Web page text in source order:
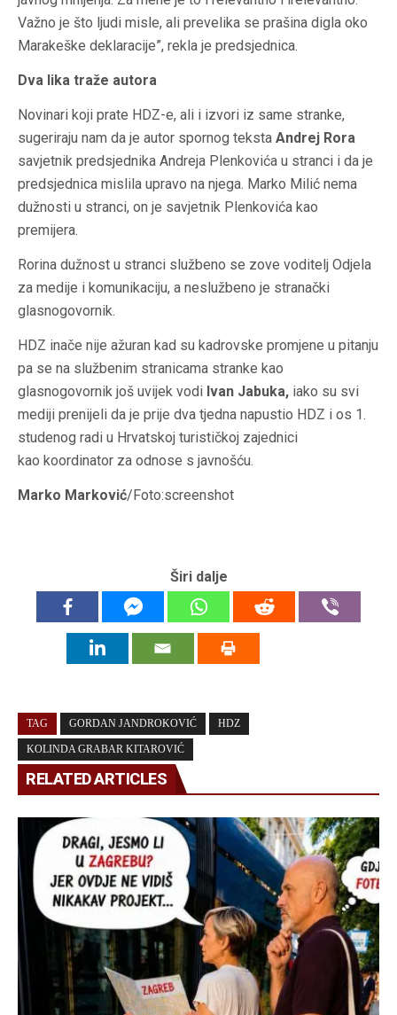
Važno je što ljudi misle, ali prevelika se prašina digla oko
Marakeške deklaracije”, rekla je predsjednica.
Dva lika traže autora
Novinari koji prate HDZ-e, ali i izvori iz same stranke,
sugeriraju nam da je autor spornog teksta Andrej Rora
savjetnik predsjednika Andreja Plenkovića u stranci i da je
predsjednica mislila upravo na njega. Marko Milić nema
dužnosti u stranci, on je savjetnik Plenkovića kao
premijera.
Rorina dužnost u stranci službeno se zove voditelj Odjela
za medije i komunikaciju, a neslužbeno je stranački
glasnogovornik.
HDZ inače nije ažuran kad su kadrovske promjene u pitanju
pa se na službenim stranicama stranke kao
glasnogovornik još uvijek vodi Ivan Jabuka, iako su svi
mediji prenijeli da je prije dva tjedna napustio HDZ i os 1.
studenog radi u Hrvatskoj turističkoj zajednici
kao koordinator za odnose s javnošću.
Marko Marković/Foto:screenshot
Širi dalje
TAG GORDAN JANDROKOVIĆ HDZ
KOLINDA GRABAR KITAROVIĆ
RELATED ARTICLES